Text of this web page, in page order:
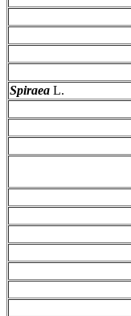
Spiraea L.